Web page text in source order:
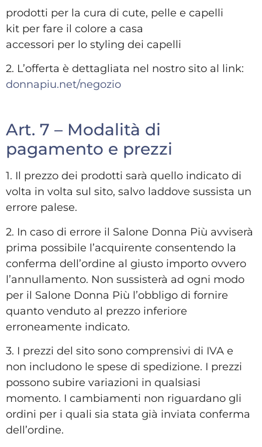
prodotti per la cura di cute, pelle e capelli
kit per fare il colore a casa
accessori per lo styling dei capelli
2. L’offerta è dettagliata nel nostro sito al link:
donnapiu.net/negozio
Art. 7 – Modalità di
pagamento e prezzi
1. Il prezzo dei prodotti sarà quello indicato di
volta in volta sul sito, salvo laddove sussista un
errore palese.
2. In caso di errore il Salone Donna Più avviserà
prima possibile l’acquirente consentendo la
conferma dell’ordine al giusto importo ovvero
l’annullamento. Non sussisterà ad ogni modo
per il Salone Donna Più l’obbligo di fornire
quanto venduto al prezzo inferiore
erroneamente indicato.
3. I prezzi del sito sono comprensivi di IVA e
non includono le spese di spedizione. I prezzi
possono subire variazioni in qualsiasi
momento. I cambiamenti non riguardano gli
ordini per i quali sia stata già inviata conferma
dell’ordine.